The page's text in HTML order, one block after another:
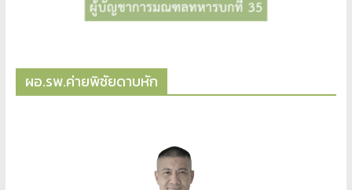
ผอ.รพ.ค่ายพิชัยดาบหัก